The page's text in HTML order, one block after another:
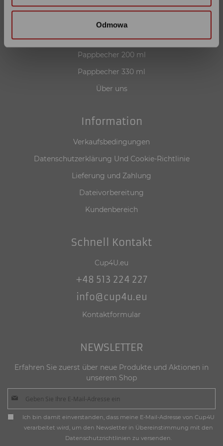
Odmowa
Pappbecher 100 ml
Pappbecher 150 ml
Pappbecher 200 ml
Pappbecher 330 ml
Über uns
Information
Verkaufsbedingungen
Datenschutzerklärung Und Cookie-Richtlinie
Lieferung und Zahlung
Dateivorbereitung
Kundenbereich
Schnell Kontakt
Cup4U.eu
+48 513 224 227
info@cup4u.eu
Kontaktformular
NEWSLETTER
Erfahren Sie zuerst über neue Produkte und Aktionen in
unserem Shop
R
e
g
Ich bin damit einverstanden, dass meine E-Mail-Adresse von Cup4U
verarbeitet wird, um den Newsletter in Übereinstimmung mit den
Datenschutzrichtlinien zu versenden.